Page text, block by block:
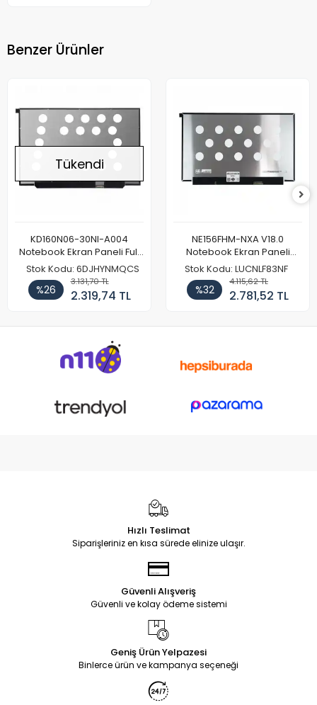
Benzer Ürünler
Tükendi
KD160N06-30NI-A004
Notebook Ekran Paneli Full
HD
Stok Kodu: 6DJHYNMQCS
%26
3.131,70 TL
2.319,74 TL
NE156FHM-NXA V18.0
Notebook Ekran Paneli
144Hz
Stok Kodu: LUCNLF83NF
%32
4.115,62 TL
2.781,52 TL
Hızlı Teslimat
Siparişleriniz en kısa sürede elinize ulaşır.
Güvenli Alışveriş
Güvenli ve kolay ödeme sistemi
Geniş Ürün Yelpazesi
Binlerce ürün ve kampanya seçeneği